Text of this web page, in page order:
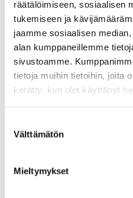
räätälöimiseen, sosiaalisen
tukemiseen ja
jaamme sosiaalisen
alan kumppaneillemme
sivustoamme.
tietoja muihin tietoihin, joita
kerätty, kun olet käyttänyt
valinta
Välttämätön
Mieltymykset
Mainoksen tarkoituksena
Mainostaja tekee jatkuvasti
kanssa ja seuraa heidän
kulutusluottojen osalta.
Mainonnan eettisen
perussääntöjen 1 artiklan
totuudenmukaista.
yhteiskunnallinen ja